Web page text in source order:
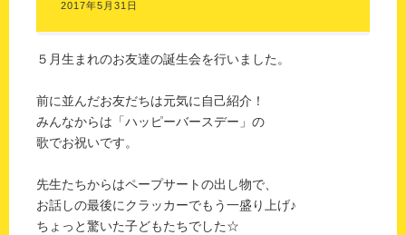
2017年5月31日
５月生まれのお友達の誕生会を行いました。
前に並んだお友だちは元気に自己紹介！
みんなからは「ハッピーバースデー」の
歌でお祝いです。
先生たちからはペープサートの出し物で、
お話しの最後にクラッカーでもう一盛り上げ♪
ちょっと驚いた子どもたちでした☆